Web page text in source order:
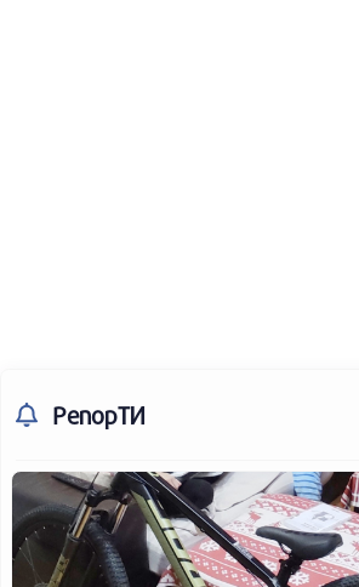
РепорТИ